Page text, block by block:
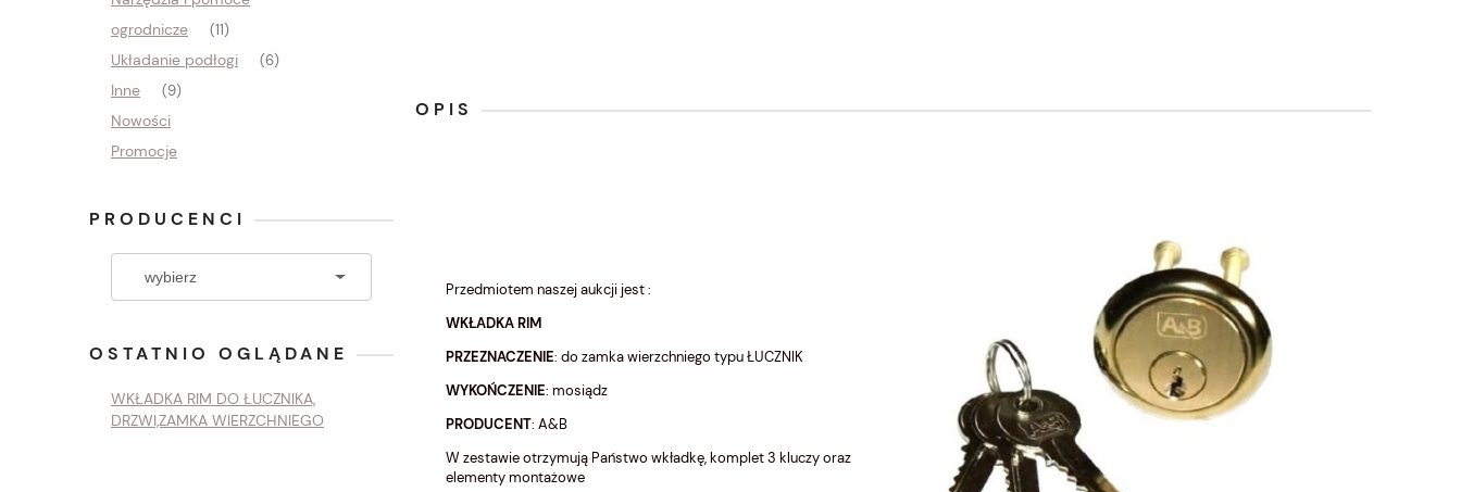
ogrodnicze
(11)
Układanie podłogi (6)
Inne (9)
Nowości
Promocje
PRODUCENCI
OSTATNIO OGLĄDANE
WKŁADKA RIM DO ŁUCZNIKA,
DRZWI,ZAMKA WIERZCHNIEGO
OPIS
Przedmiotem naszej aukcji jest :
WKŁADKA RIM
PRZEZNACZENIE: do zamka wierzchniego typu ŁUCZNIK
WYKOŃCZENIE: mosiądz
PRODUCENT: A&B
W zestawie otrzymują Państwo wkładkę, komplet 3 kluczy oraz
elementy montażowe